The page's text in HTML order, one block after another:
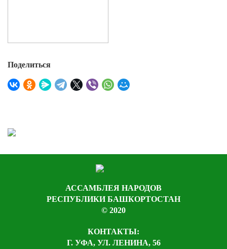
Поделиться
АССАМБЛЕЯ НАРОДОВ
РЕСПУБЛИКИ БАШКОРТОСТАН
© 2020
КОНТАКТЫ:
Г. УФА, УЛ. ЛЕНИНА, 56